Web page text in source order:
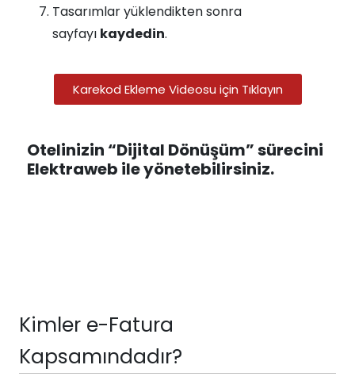
Tasarımlar yüklendikten sonra
sayfayı kaydedin.
Karekod Ekleme Videosu için Tıklayın
Otelinizin “Dijital Dönüşüm” sürecini
Elektraweb ile yönetebilirsiniz.
Kimler e-Fatura
Kapsamındadır?